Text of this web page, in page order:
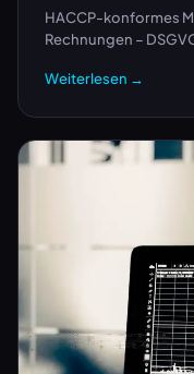
HACCP-konformes
Rechnungen –
Weiterlesen →